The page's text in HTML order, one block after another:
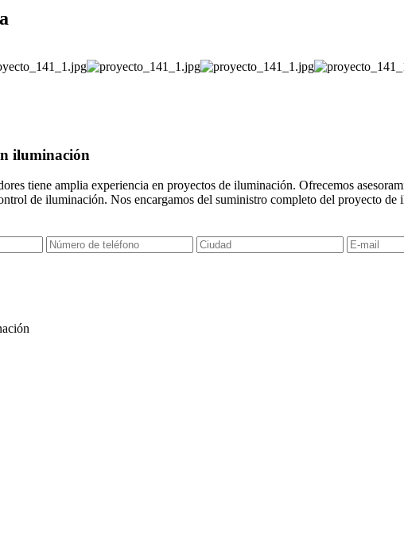
iluminación
tiene amplia experiencia en proyectos de iluminación. Ofrecemos
de iluminación. Nos encargamos del suministro completo del proyecto